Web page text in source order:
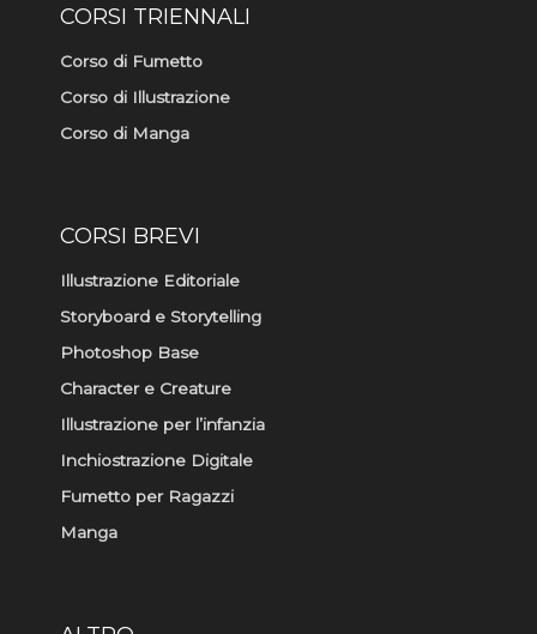
CORSI TRIENNALI
Corso di Fumetto
Corso di Illustrazione
Corso di Manga
CORSI BREVI
Illustrazione Editoriale
Storyboard e Storytelling
Photoshop Base
Character e Creature
Illustrazione per l’infanzia
Inchiostrazione Digitale
Fumetto per Ragazzi
Manga